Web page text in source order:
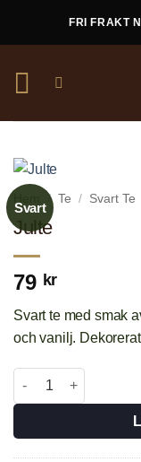
FRI FRAKT
Svart
/ Te / Svart Te
Julte
79 kr
Svart te med smak
och vanilj.
Julte mängd